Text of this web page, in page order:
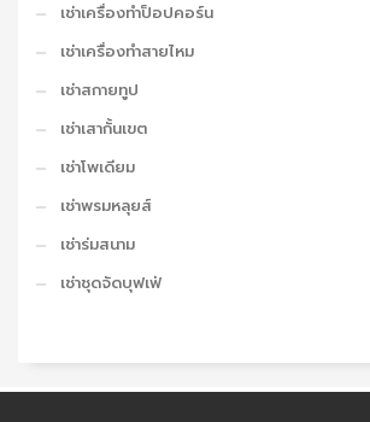
เช่าเครื่องทำป็อปคอร์น
เช่าเครื่องทำสายไหม
เช่าสกายทูป
เช่าเสากั้นเขต
เช่าโพเดียม
เช่าพรมหลุยส์
เช่าร่มสนาม
เช่าชุดจัดบุฟเฟ่